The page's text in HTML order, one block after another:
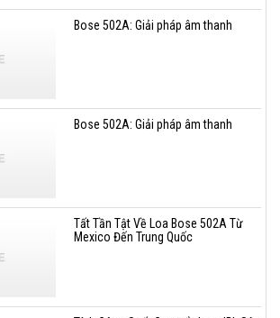
Bose 502A: Giải pháp âm thanh
Bose 502A: Giải pháp âm thanh
Tất Tần Tật Về Loa Bose 502A Từ
Mexico Đến Trung Quốc